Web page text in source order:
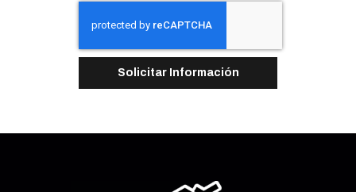
Solicitar Información